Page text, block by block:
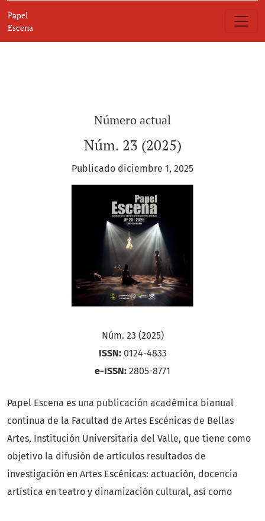
Papel Escena
Papel
Escena
Número actual
Núm. 23 (2025)
Publicado diciembre 1, 2025
Núm. 23 (2025)
ISSN:0124-4833
e-ISSN: 2805-8771
Papel Escena es una publicación académica bianual
continua de la Facultad de Artes Escénicas de Bellas
Artes, Institución Universitaria del Valle, que tiene como
objetivo la difusión de artículos resultados de
investigación en Artes Escénicas: actuación, docencia
artística en teatro y dinamización cultural, así como